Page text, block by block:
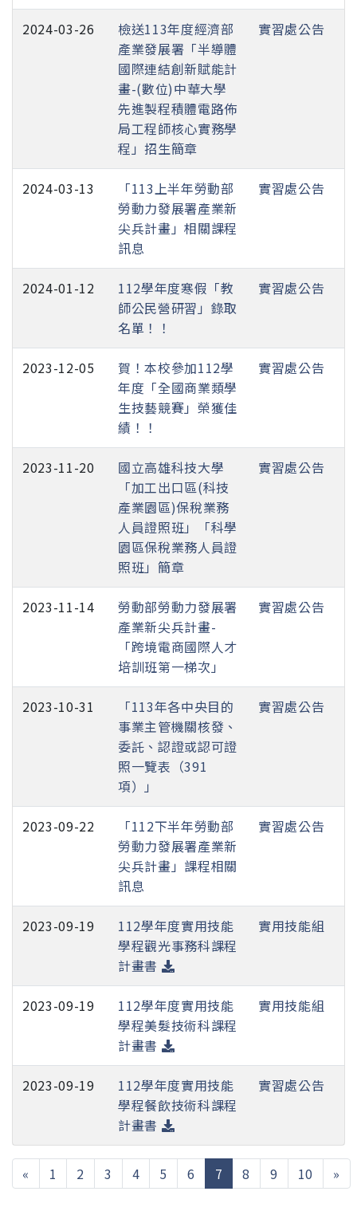
2024-03-26
檢送113年度經濟部
產業發展署「半導體
國際連結創新賦能計
畫-(數位)中華大學
先進製程積體電路佈
局工程師核心實務學
程」招生簡章
實習處公告
2024-03-13
「113上半年勞動部
勞動力發展署產業新
尖兵計畫」相關課程
訊息
實習處公告
2024-01-12
112學年度寒假「教
師公民營研習」錄取
名單！！
實習處公告
2023-12-05
賀！本校參加112學
年度「全國商業類學
生技藝競賽」榮獲佳
績！！
實習處公告
2023-11-20
國立高雄科技大學
「加工出口區(科技
產業園區)保稅業務
人員證照班」「科學
園區保稅業務人員證
照班」簡章
實習處公告
2023-11-14
勞動部勞動力發展署
產業新尖兵計畫-
「跨境電商國際人才
培訓班第一梯次」
實習處公告
2023-10-31
「113年各中央目的
事業主管機關核發、
委託、認證或認可證
照一覽表（391
項）」
實習處公告
2023-09-22
「112下半年勞動部
勞動力發展署產業新
尖兵計畫」課程相關
訊息
實習處公告
2023-09-19
112學年度實用技能
學程觀光事務科課程
計畫書
實用技能組
2023-09-19
112學年度實用技能
學程美髮技術科課程
計畫書
實用技能組
2023-09-19
112學年度實用技能
學程餐飲技術科課程
計畫書
實習處公告
« 1 2 3 4 5 6 7 (current)
8 9 10 »